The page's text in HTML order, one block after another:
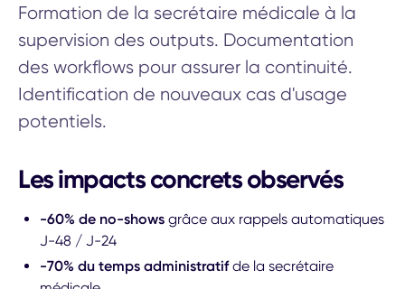
Formation de la secrétaire médicale à la
supervision des outputs. Documentation
des workflows pour assurer la continuité.
Identification de nouveaux cas d'usage
potentiels.
Les impacts concrets observés
-60% de no-shows grâce aux rappels automatiques
J-48 / J-24
-70% du temps administratifde la secrétaire